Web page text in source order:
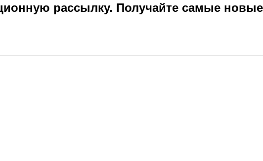
рассылку. Получайте самые